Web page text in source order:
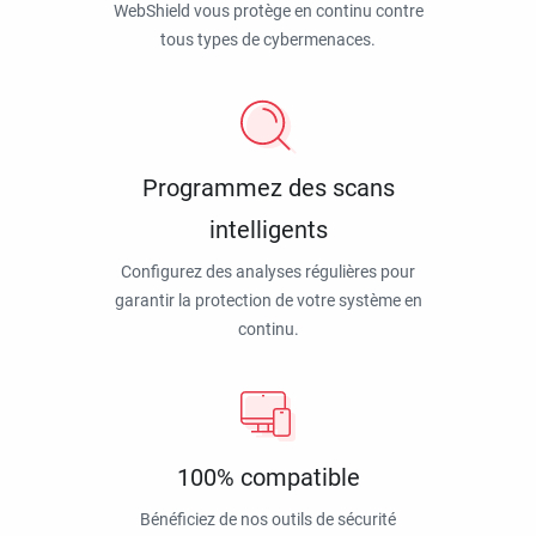
WebShield vous protège en continu contre
tous types de cybermenaces.
Programmez des scans
intelligents
Configurez des analyses régulières pour
garantir la protection de votre système en
continu.
100% compatible
Bénéficiez de nos outils de sécurité